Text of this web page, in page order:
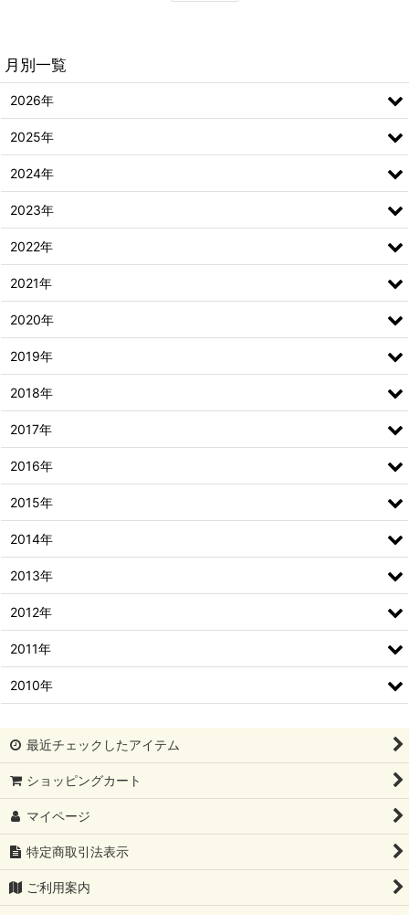
月別一覧
2026年
2025年
2024年
2023年
2022年
2021年
2020年
2019年
2018年
2017年
2016年
2015年
2014年
2013年
2012年
2011年
2010年
最近チェックしたアイテム
ショッピングカート
マイページ
特定商取引法表示
ご利用案内